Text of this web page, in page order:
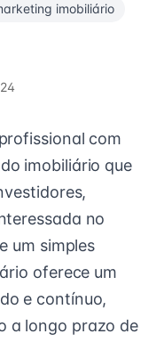
imobiliário
com
imobiliário que
no
um simples
oferece um
e contínuo,
a longo prazo de